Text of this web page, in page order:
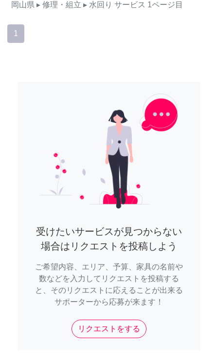
岡山県 ▸ 修理・組立 ▸ 水回り サービス 1ページ目
1
受けたいサービスが見つからない
場合はリクエストを投稿しよう
ご希望内容、エリア、予算、家具の名前や
数などを入力してリクエストを投稿する
と、そのリクエストに応えることが出来る
サポーターから応募が来ます！
リクエストをする